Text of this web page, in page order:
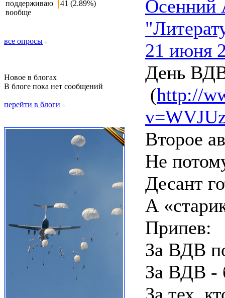
поддерживаю
вообще
41 (2.89%)
все опросы
Новое в блогах
В блоге пока нет сообщений
перейти в блоги
Осенний
21 июня
День
(http://
Второе
Не
Десант
А
Припев:
За ВДВ
За ВДВ -